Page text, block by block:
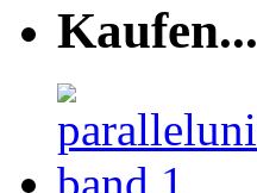
Kaufen...